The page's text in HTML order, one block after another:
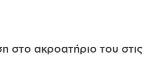
στο ακροατήριο του